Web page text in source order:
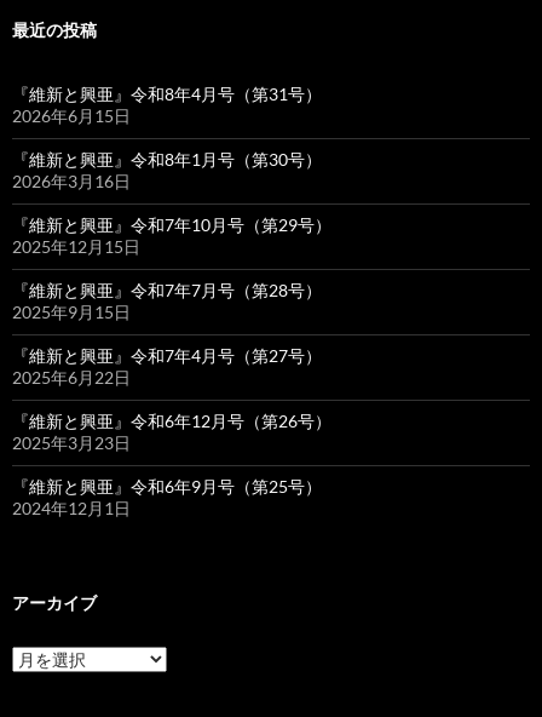
最近の投稿
『維新と興亜』令和8年4月号（第31号）
2026年6月15日
『維新と興亜』令和8年1月号（第30号）
2026年3月16日
『維新と興亜』令和7年10月号（第29号）
2025年12月15日
『維新と興亜』令和7年7月号（第28号）
2025年9月15日
『維新と興亜』令和7年4月号（第27号）
2025年6月22日
『維新と興亜』令和6年12月号（第26号）
2025年3月23日
『維新と興亜』令和6年9月号（第25号）
2024年12月1日
アーカイブ
ア
ー